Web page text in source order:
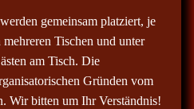
gemeinsam platziert, je
Tischen und unter
am Tisch. Die
Gründen vom
Wir bitten um Ihr Verständnis!